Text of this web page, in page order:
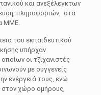
και ανεξέλεγκτων
πληροφοριών, στα
ΜΜΕ.
του εκπαιδευτικού
υπήρχαν
οι τζιχανιστές
με συγγενείς
ενέργειά τους, ενώ
στον χώρο ομήρους,